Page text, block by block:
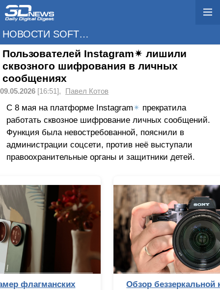
НОВОСТИ SOFTWARE
Пользователей Instagram✴ лишили
сквозного шифрования в личных
сообщениях
09.05.2026 [16:51], Павел Котов
С 8 мая на платформе Instagram✴ прекратила
работать сквозное шифрование личных сообщений.
Функция была невостребованной, пояснили в
администрации соцсети, против неё выступали
правоохранительные органы и защитники детей.
Обзор беззеркальной камеры Sony Alpha 7